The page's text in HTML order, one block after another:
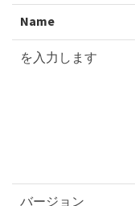
Name
を入力します
バージョン